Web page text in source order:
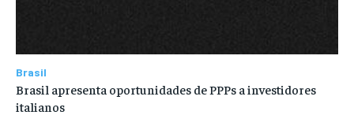
Brasil
Brasil apresenta oportunidades de PPPs a investidores
italianos